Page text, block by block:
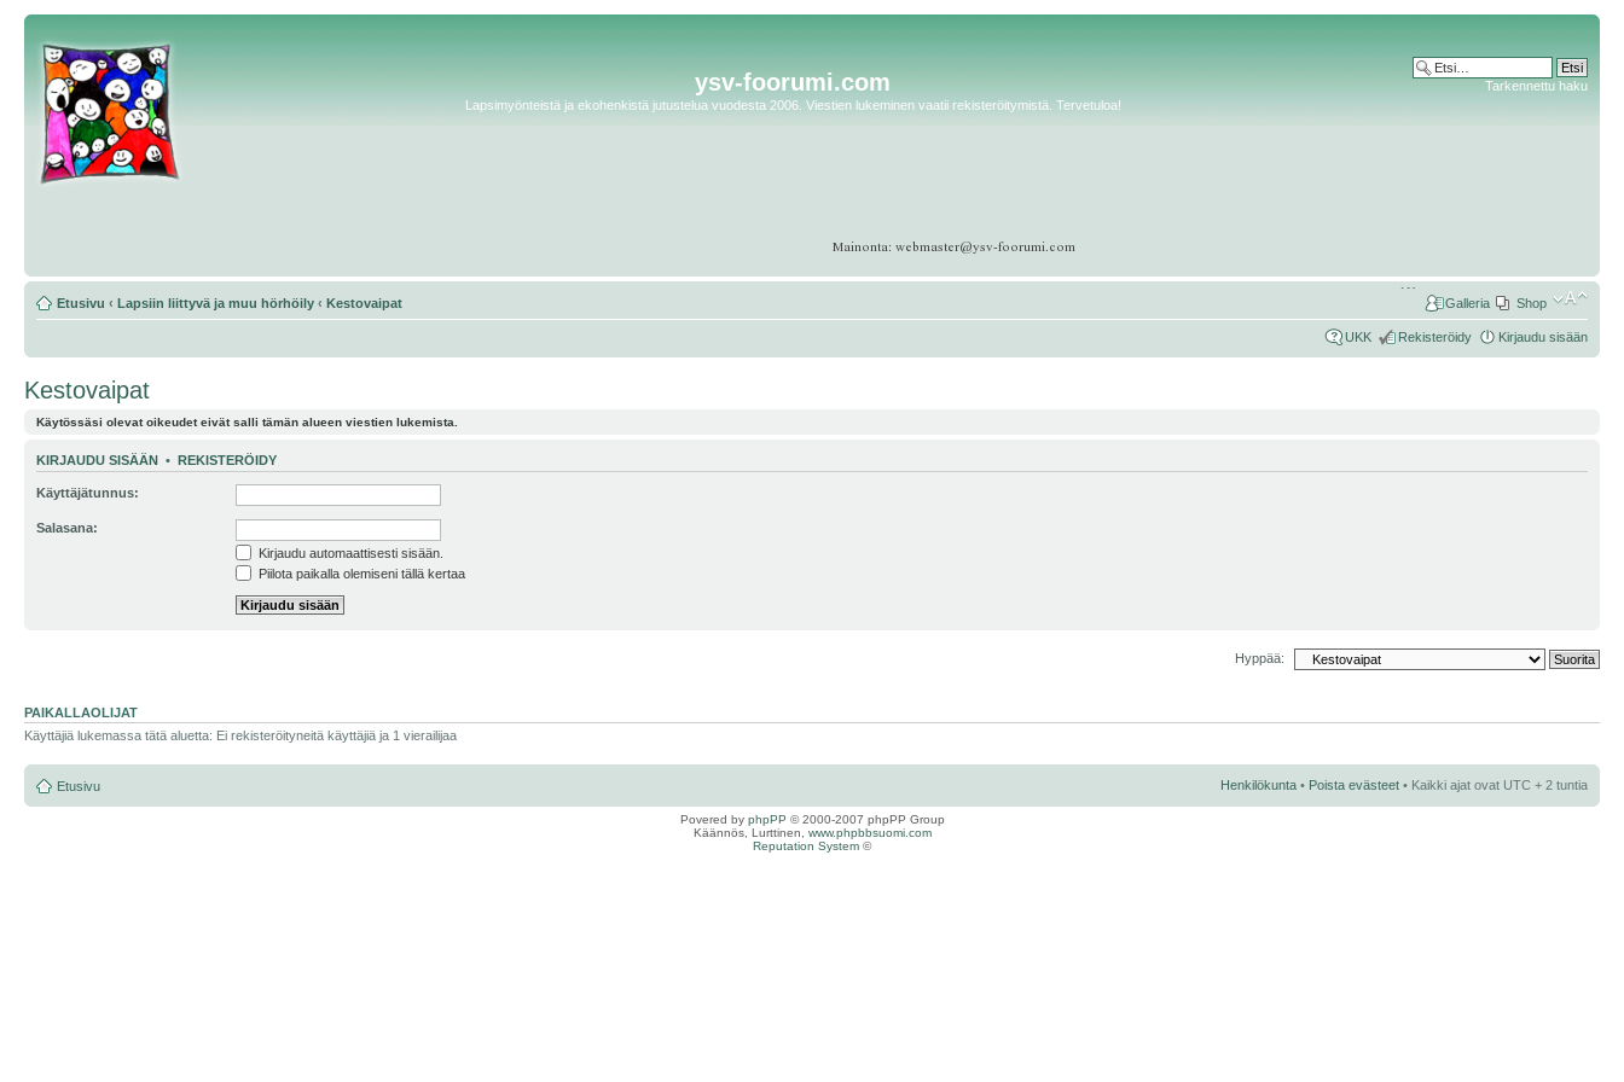
ysv-foorumi.com
Lapsimyönteistä ja ekohenkistä jutustelua vuodesta 2006. Viestien lukeminen vaatii rekisteröitymistä. Tervetuloa!
Tarkennettu haku
Etusivu ‹ Lapsiin liittyvä ja muu hörhöily ‹ Kestovaipat Shop
Galleria
UKK Rekisteröidy Kirjaudu sisään
Kestovaipat
Käytössäsi olevat oikeudet eivät salli tämän alueen viestien lukemista.
KIRJAUDU SISÄÄN • REKISTERÖIDY
Käyttäjätunnus:
Salasana:
Kirjaudu automaattisesti sisään.
Piilota paikalla olemiseni tällä kertaa
Hyppää:
PAIKALLAOLIJAT
Käyttäjiä lukemassa tätä aluetta: Ei rekisteröityneitä käyttäjiä ja 1 vierailijaa
Etusivu Henkilökunta • Poista evästeet • Kaikki ajat ovat UTC + 2 tuntia
Povered by phpPP © 2000-2007 phpPP Group
Käännös, Lurttinen, www.phpbbsuomi.com
Reputation System ©